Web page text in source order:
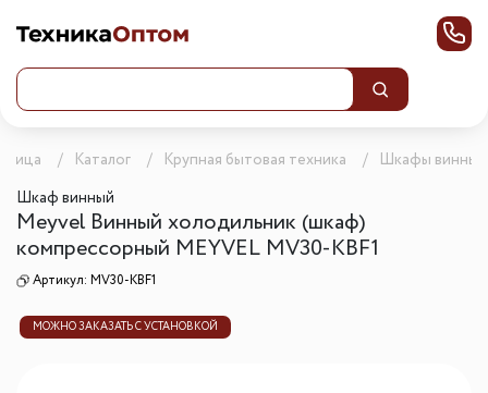
Каталог Крупная бытовая техника
Шкафы винные
Шкаф винный
Meyvel Винный холодильник (шкаф)
компрессорный MEYVEL MV30-KBF1
Артикул: MV30-KBF1
МОЖНО ЗАКАЗАТЬ С УСТАНОВКОЙ